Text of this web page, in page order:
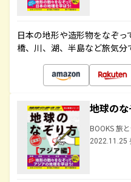
日本の地形や造形物をなぞ
橋、川、湖、半島など旅気分
地球の
BOOKS 旅
2022.11.25